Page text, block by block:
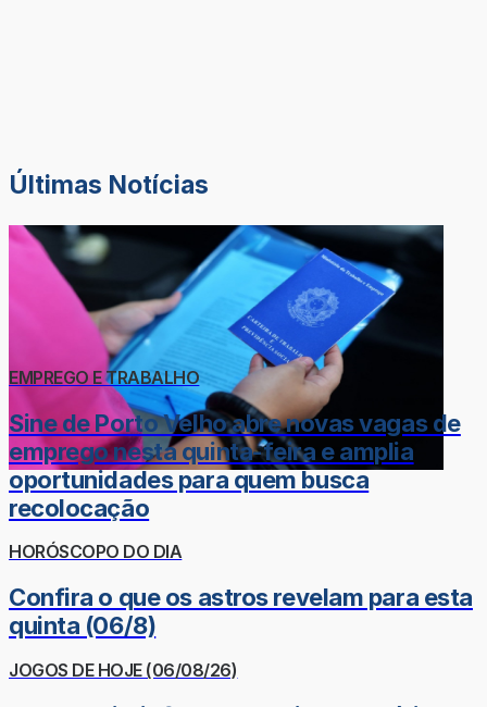
Últimas Notícias
EMPREGO E TRABALHO
Sine de Porto Velho abre novas vagas de
emprego nesta quinta-feira e amplia
oportunidades para quem busca
recolocação
HORÓSCOPO DO DIA
Confira o que os astros revelam para esta
quinta (06/8)
JOGOS DE HOJE (06/08/26)